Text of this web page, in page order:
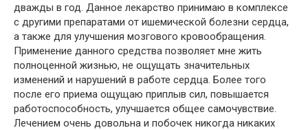
дважды в год. Данное лекарство принимаю в комплексе
с другими препаратами от ишемической болезни сердца,
а также для улучшения мозгового кровообращения.
Применение данного средства позволяет мне жить
полноценной жизнью, не ощущать значительных
изменений и нарушений в работе сердца. Более того
после его приема ощущаю приплыв сил, повышается
работоспособность, улучшается общее самочувствие.
Лечением очень довольна и побочек никогда никаких